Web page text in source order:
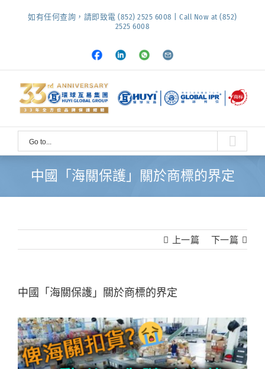
如有任何查詢，請即致電 (852) 2525 6008 | Call Now at (852)
2525 6008
Facebook
LinkedInWhatsapp
Email
Go to...
中國「海關保護」關於商標的界定
上一篇 下一篇
中國「海關保護」關於商標的界定